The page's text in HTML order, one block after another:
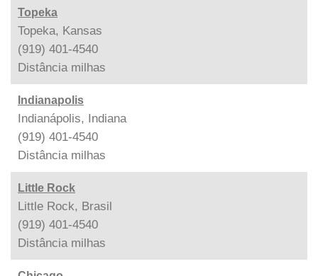
Topeka
Topeka, Kansas
(919) 401-4540
Distância milhas
Indianapolis
Indianápolis, Indiana
(919) 401-4540
Distância milhas
Little Rock
Little Rock, Brasil
(919) 401-4540
Distância milhas